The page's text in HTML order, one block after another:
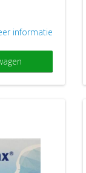
informatie